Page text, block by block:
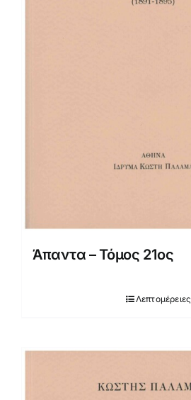
Άπαντα – Τόμος 21ος
Λεπτομέρειες